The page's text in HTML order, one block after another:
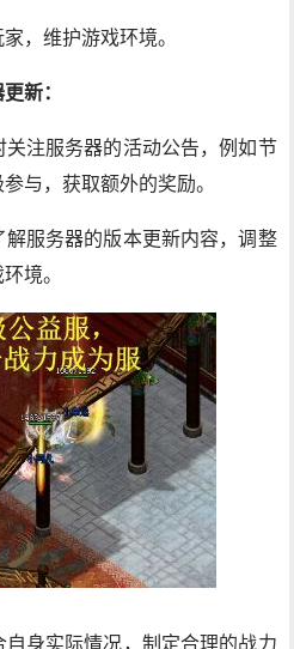
，维护游戏环境。
新：
注服务器的活动公告，例如节
与，获取额外的奖励。
服务器的版本更新内容，调整
境。
身实际情况，制定合理的战力